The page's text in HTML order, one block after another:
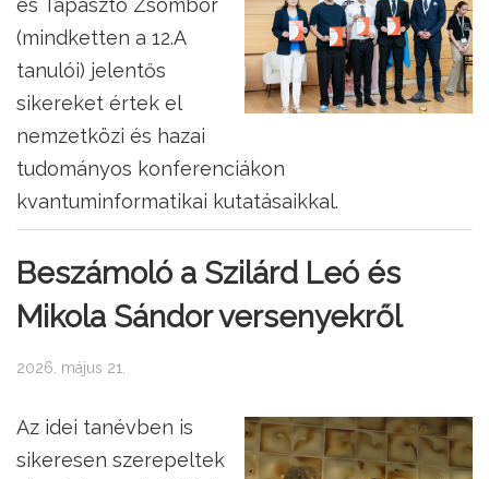
és Tapasztó Zsombor
(mindketten a 12.A
tanulói) jelentős
sikereket értek el
nemzetközi és hazai
tudományos konferenciákon
kvantuminformatikai kutatásaikkal.
Beszámoló a Szilárd Leó és
Mikola Sándor versenyekről
2026. május 21.
Az idei tanévben is
sikeresen szerepeltek